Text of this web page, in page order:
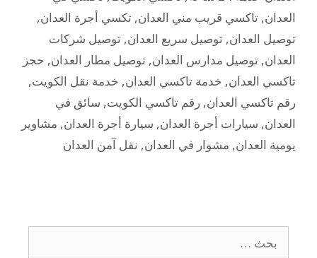
العدان, تاكسي قريب مني العدان, تكسي أجرة العدان,
توصيل العدان, توصيل سريع العدان, توصيل شركات
العدان, توصيل مدارس العدان, توصيل مطار العدان, حجز
تاكسي العدان, خدمة تاكسي العدان, خدمة نقل الكويت,
رقم تاكسي العدان, رقم تاكسي الكويت, سائق في
العدان, سيارات أجرة العدان, سيارة أجرة العدان, مشاوير
يومية العدان, مشوار في العدان, نقل آمن العدان